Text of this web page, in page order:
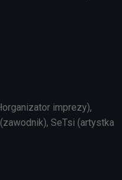
imprezy),
SeTsi (artystka